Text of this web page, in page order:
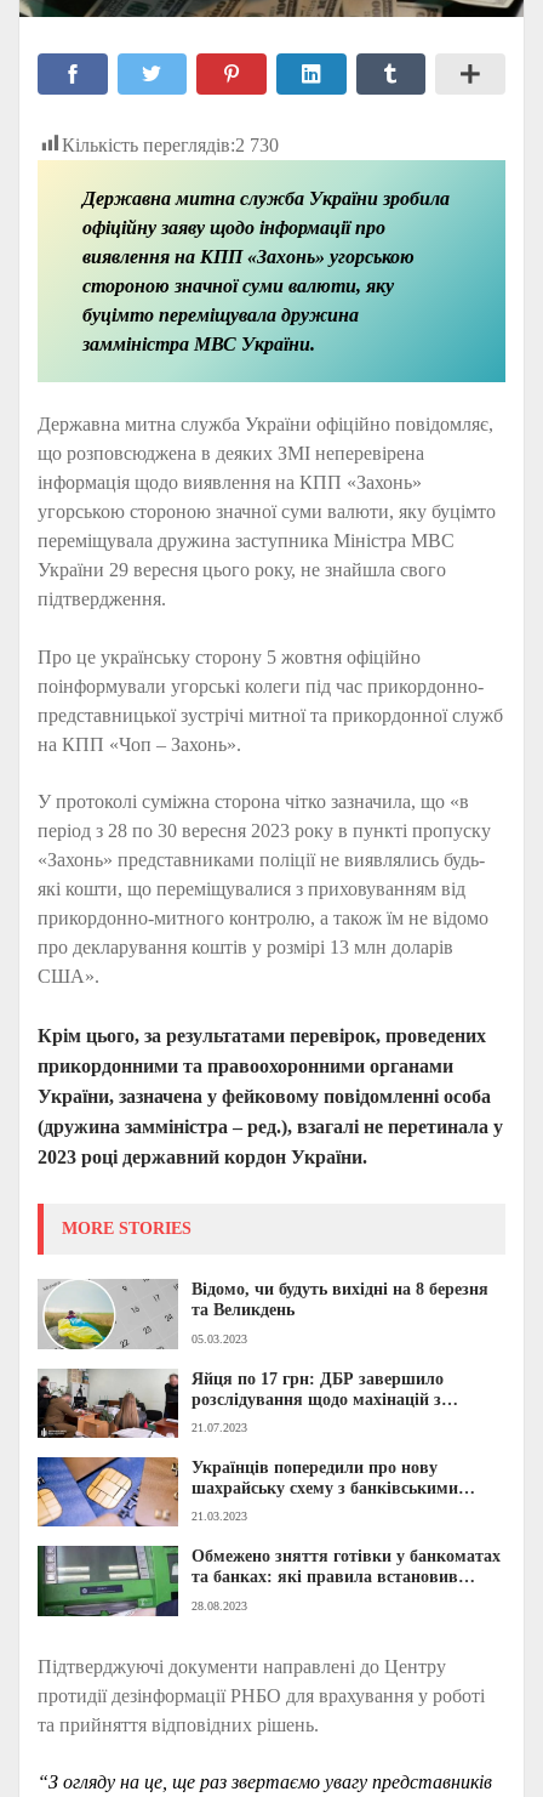
Кількість переглядів:2 730
Державна митна служба України зробила
офіційну заяву щодо інформації про
виявлення на КПП «Захонь» угорською
стороною значної суми валюти, яку
буцімто переміщувала дружина
замміністра МВС України.
Державна митна служба України офіційно повідомляє,
що розповсюджена в деяких ЗМІ неперевірена
інформація щодо виявлення на КПП «Захонь»
угорською стороною значної суми валюти, яку буцімто
переміщувала дружина заступника Міністра МВС
України 29 вересня цього року, не знайшла свого
підтвердження.
Про це українську сторону 5 жовтня офіційно
поінформували угорські колеги під час прикордонно-
представницької зустрічі митної та прикордонної служб
на КПП «Чоп – Захонь».
У протоколі суміжна сторона чітко зазначила, що «в
період з 28 по 30 вересня 2023 року в пункті пропуску
«Захонь» представниками поліції не виявлялись будь-
які кошти, що переміщувалися з приховуванням від
прикордонно-митного контролю, а також їм не відомо
про декларування коштів у розмірі 13 млн доларів
США».
Крім цього, за результатами перевірок, проведених
прикордонними та правоохоронними органами
України, зазначена у фейковому повідомленні особа
(дружина замміністра – ред.), взагалі не перетинала у
2023 році державний кордон України.
MORE STORIES
Відомо, чи будуть вихідні на 8 березня
та Великдень
05.03.2023
Яйця по 17 грн: ДБР завершило
розслідування щодо махінацій з
харчуванням ЗСУ (ФОТО)
21.07.2023
Українців попередили про нову
шахрайську схему з банківськими
картами: що відомо?
21.03.2023
Обмежено зняття готівки у банкоматах
та банках: які правила встановив
ПриватБанк
28.08.2023
Підтверджуючі документи направлені до Центру
протидії дезінформації РНБО для врахування у роботі
та прийняття відповідних рішень.
“З огляду на це, ще раз звертаємо увагу представників